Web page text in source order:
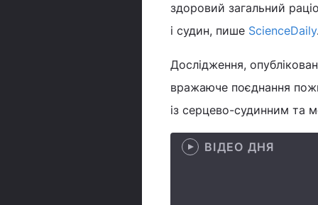
здоровий загальний
і судин, пише ScienceDaily.
Дослідження,
вражаюче поєднання
із серцево-судинним та
ВІДЕО ДНЯ